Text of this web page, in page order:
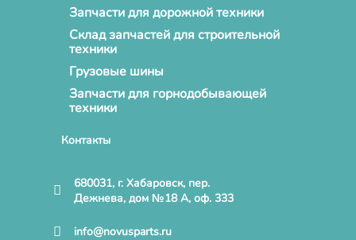
Запчасти для дорожной техники
Склад запчастей для строительной
техники
Грузовые шины
Запчасти для горнодобывающей
техники
Контакты
680031, г. Хабаровск, пер.
Дежнева, дом №18 А, оф. 333
info@novusparts.ru